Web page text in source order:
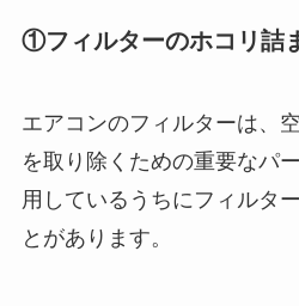
①フィルターのホコリ詰
エアコンのフィルターは、
を取り除くための重要なパ
用しているうちにフィルタ
とがあります。